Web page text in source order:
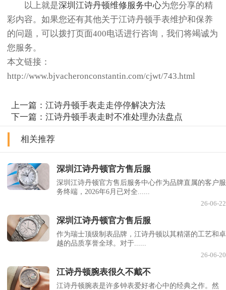
以上就是深圳江诗丹顿维修服务中心为您分享的精
彩内容。如果您还有其他关于江诗丹顿手表维护和保养
的问题，可以拨打页面400电话进行咨询，我们将竭诚为
您服务。
本文链接：
http://www.bjvacheronconstantin.com/cjwt/743.html
上一篇：江诗丹顿手表走走停停解决方法
下一篇：江诗丹顿手表走时不准处理办法盘点
相关推荐
深圳江诗丹顿官方售后服
深圳江诗丹顿官方售后服务中心作为品牌直属的客户服
务终端，2026年6月已对全......
26-06-22
深圳江诗丹顿官方售后服
作为瑞士顶级制表品牌，江诗丹顿以其精湛的工艺和卓
越的品质享誉全球。对于......
26-06-20
江诗丹顿腕表很久不戴不
江诗丹顿腕表是许多钟表爱好者心中的经典之作。然